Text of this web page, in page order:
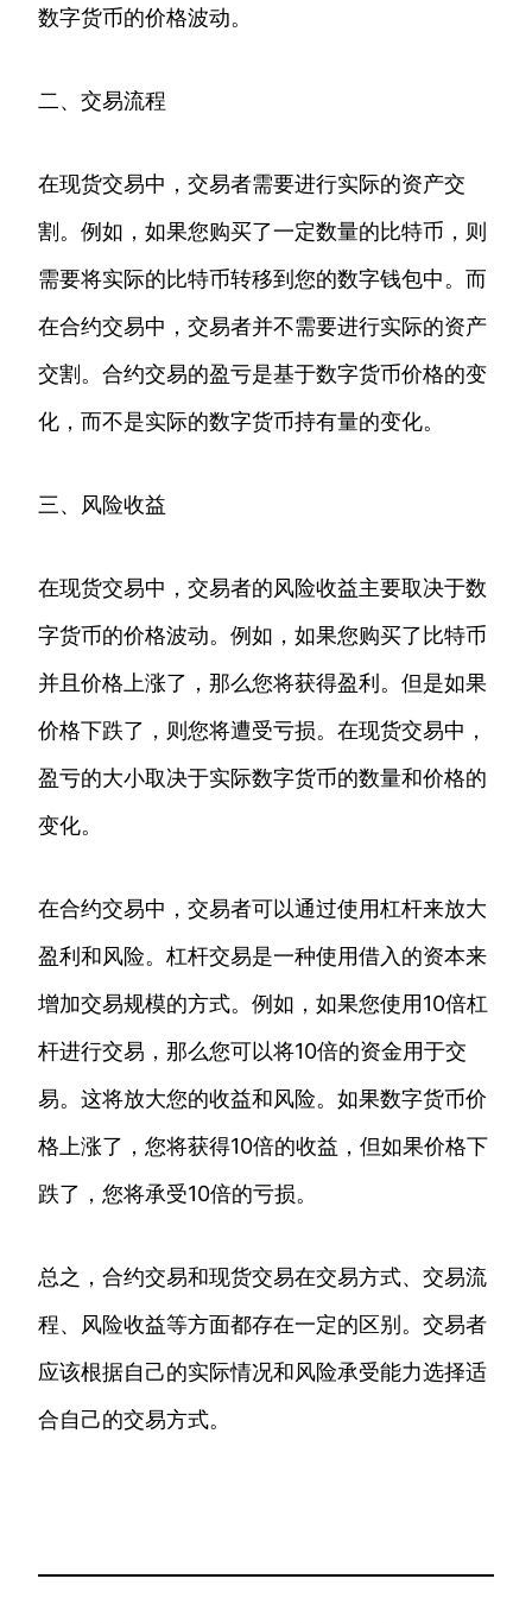
数字货币的价格波动。
二、交易流程
在现货交易中，交易者需要进行实际的资产交
割。例如，如果您购买了一定数量的比特币，则
需要将实际的比特币转移到您的数字钱包中。而
在合约交易中，交易者并不需要进行实际的资产
交割。合约交易的盈亏是基于数字货币价格的变
化，而不是实际的数字货币持有量的变化。
三、风险收益
在现货交易中，交易者的风险收益主要取决于数
字货币的价格波动。例如，如果您购买了比特币
并且价格上涨了，那么您将获得盈利。但是如果
价格下跌了，则您将遭受亏损。在现货交易中，
盈亏的大小取决于实际数字货币的数量和价格的
变化。
在合约交易中，交易者可以通过使用杠杆来放大
盈利和风险。杠杆交易是一种使用借入的资本来
增加交易规模的方式。例如，如果您使用10倍杠
杆进行交易，那么您可以将10倍的资金用于交
易。这将放大您的收益和风险。如果数字货币价
格上涨了，您将获得10倍的收益，但如果价格下
跌了，您将承受10倍的亏损。
总之，合约交易和现货交易在交易方式、交易流
程、风险收益等方面都存在一定的区别。交易者
应该根据自己的实际情况和风险承受能力选择适
合自己的交易方式。